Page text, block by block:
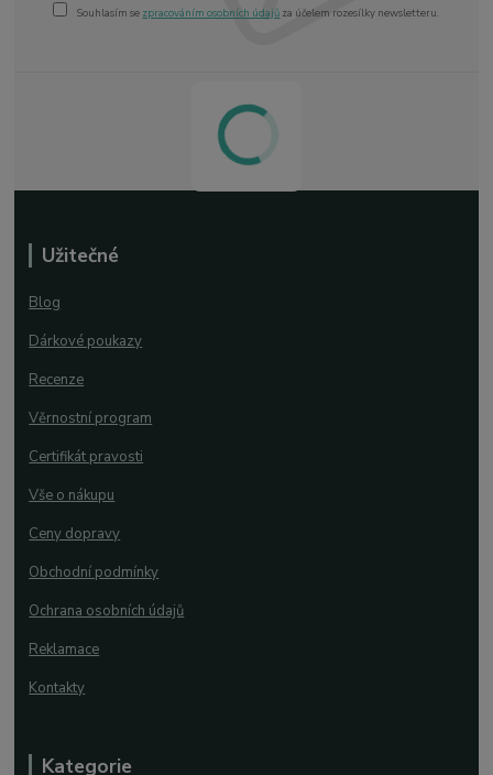
Souhlasím se zpracováním osobních údajů za účelem rozesílky newsletteru.
Užitečné
Blog
Dárkové poukazy
Recenze
Věrnostní program
Certifikát pravosti
Vše o nákupu
Ceny dopravy
Obchodní podmínky
Ochrana osobních údajů
Reklamace
Kontakty
Kategorie